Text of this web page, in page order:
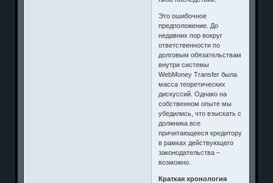
Это ошибочное
предположение. До
недавних пор вокруг
ответственности по
долговым обязательствам
внутри системы
WebMoney Transfer была
масса теоретических
дискуссий. Однако на
собственном опыте мы
убедились, что взыскать с
должника все
причитающееся кредитору
в рамках действующего
законодательства –
возможно.
Краткая хронология